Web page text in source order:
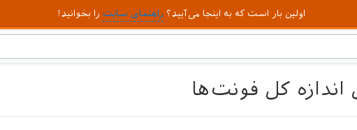
اولین بار است که به اینجا می‌آیید؟ راهنمای سایت را بخوانید!
کل فونت‌ها